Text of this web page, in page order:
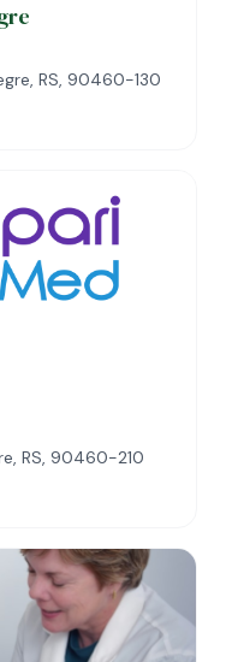
RS, 90460-130
RS, 90460-210